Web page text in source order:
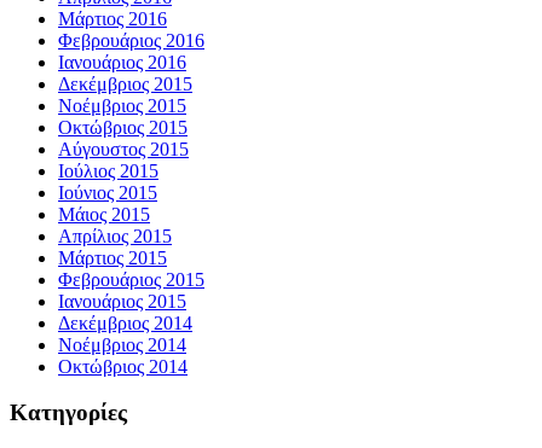
Μάρτιος 2016
Φεβρουάριος 2016
Ιανουάριος 2016
Δεκέμβριος 2015
Νοέμβριος 2015
Οκτώβριος 2015
Αύγουστος 2015
Ιούλιος 2015
Ιούνιος 2015
Μάιος 2015
Απρίλιος 2015
Μάρτιος 2015
Φεβρουάριος 2015
Ιανουάριος 2015
Δεκέμβριος 2014
Νοέμβριος 2014
Οκτώβριος 2014
Kατηγορίες